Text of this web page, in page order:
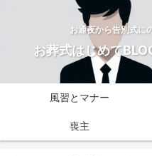
お通夜から告別式に
お葬式はじめて
風習とマナー
喪主